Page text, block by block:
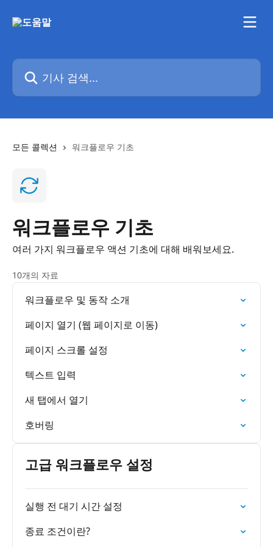
기사 검색...
모든 콜렉션 워크플로우 기초
워크플로우 기초
여러 가지 워크플로우 액션 기초에 대해 배워보세요.
10개의 자료
워크플로우 및 동작 소개
페이지 열기 (웹 페이지로 이동)
페이지 스크롤 설정
텍스트 입력
새 탭에서 열기
호버링
고급 워크플로우 설정
실행 전 대기 시간 설정
종료 조건이란?